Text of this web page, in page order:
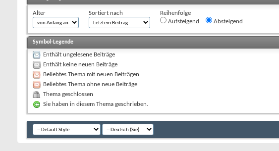
Alter Sortiert nach
Reihenfolge
Aufsteigend
Absteigend
Symbol-Legende
Enthält ungelesene Beiträge
Enthält keine neuen Beiträge
Beliebtes Thema mit neuen Beiträgen
Beliebtes Thema ohne neue Beiträge
Thema geschlossen
Sie haben in diesem Thema geschrieben.